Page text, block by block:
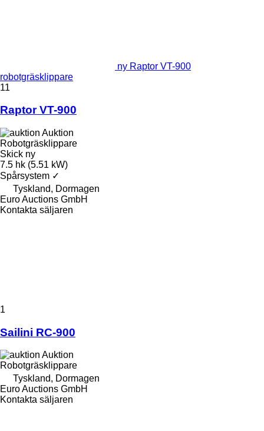
ny Raptor VT-900
robotgräsklippare
11
Raptor VT-900
Auktion
Robotgräsklippare
Skick ny
7.5 hk (5.51 kW)
Spårsystem ✓
Tyskland, Dormagen
Euro Auctions GmbH
Kontakta säljaren
1
Sailini RC-900
Auktion
Robotgräsklippare
Tyskland, Dormagen
Euro Auctions GmbH
Kontakta säljaren